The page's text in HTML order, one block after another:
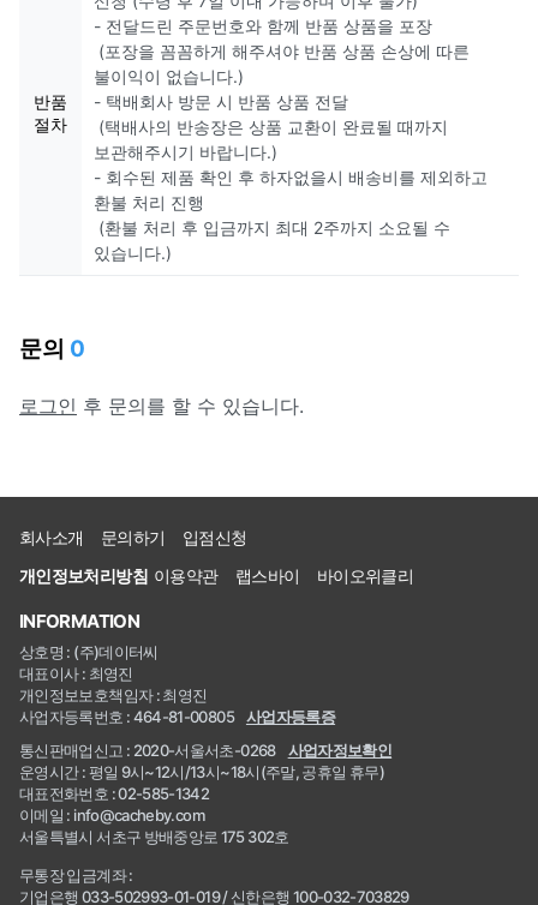
반품
절차
- 전달드린 주문번호와 함께 반품 상품을 포장
(포장을 꼼꼼하게 해주셔야 반품 상품 손상에 따른
불이익이 없습니다.)
- 택배회사 방문 시 반품 상품 전달
(택배사의 반송장은 상품 교환이 완료될 때까지
보관해주시기 바랍니다.)
- 회수된 제품 확인 후 하자없을시 배송비를 제외하고
환불 처리 진행
(환불 처리 후 입금까지 최대 2주까지 소요될 수
있습니다.)
문의 0
로그인 후 문의를 할 수 있습니다.
회사소개 문의하기
입점신청
개인정보처리방침 이용약관 랩스바이 바이오위클리
INFORMATION
상호명 : (주)데이터씨
대표이사 : 최영진
개인정보보호책임자 : 최영진
사업자등록번호 : 464-81-00805
사업자등록증
통신판매업신고 : 2020-서울서초-0268
사업자정보확인
운영시간 : 평일 9시~12시/13시~18시(주말, 공휴일 휴무)
대표전화번호 : 02-585-1342
이메일 : info@cacheby.com
서울특별시 서초구 방배중앙로 175 302호
무통장 입금계좌 :
기업은행 033-502993-01-019 / 신한은행 100-032-703829